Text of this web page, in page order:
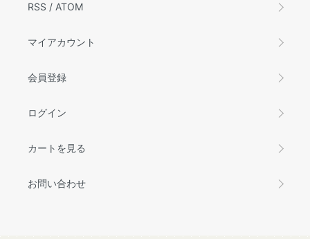
RSS / ATOM
マイアカウント
会員登録
ログイン
カートを見る
お問い合わせ